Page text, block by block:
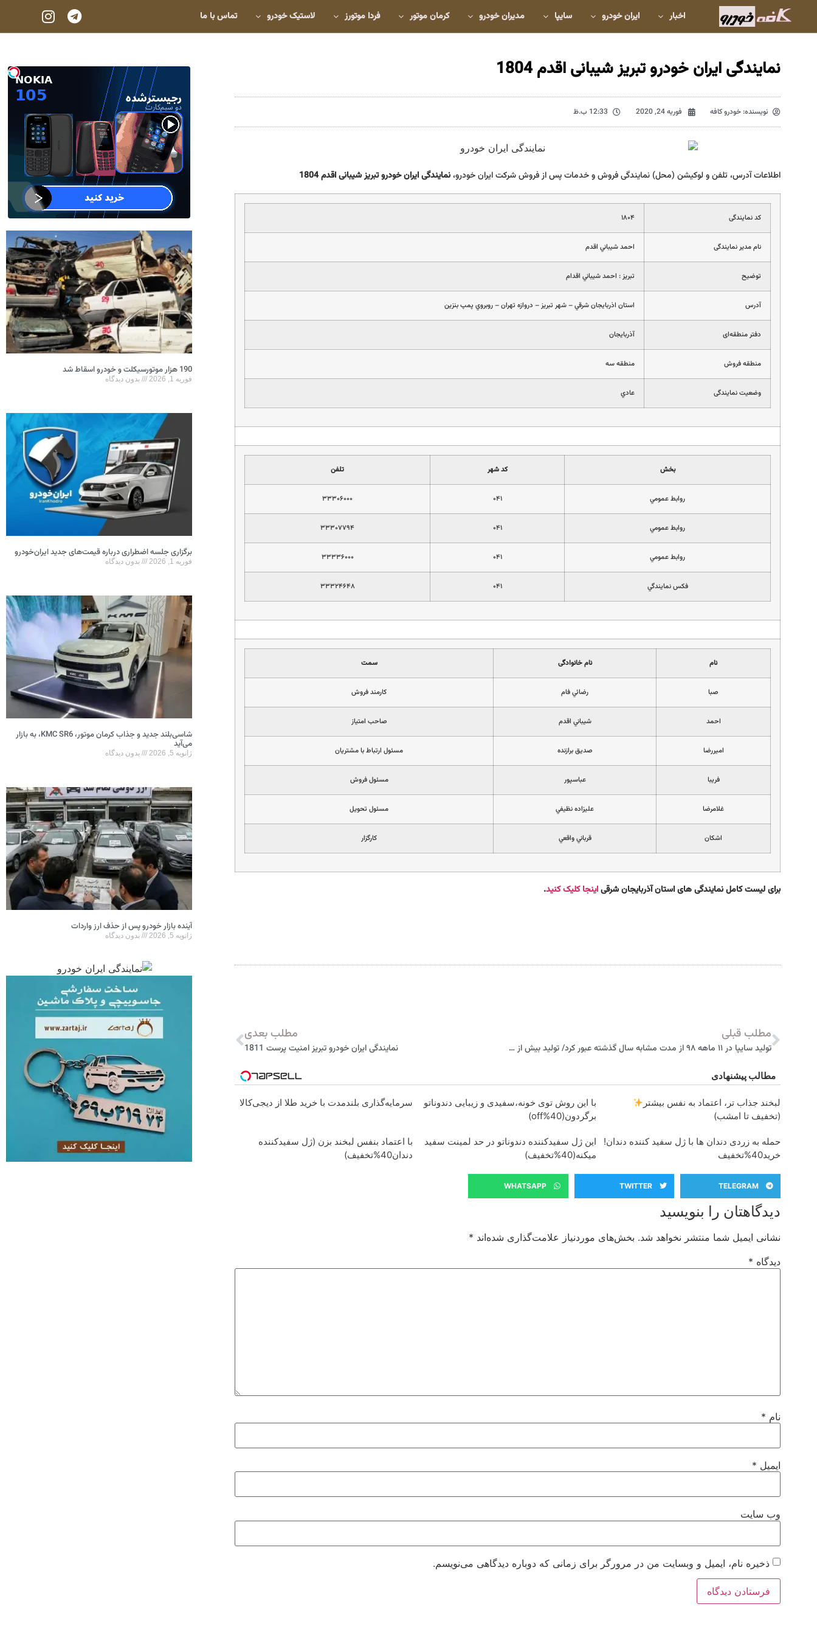
اخبار ایران خودرو سایپا مدیران خودرو کرمان موتور فردا موتورز لاستیک خودرو تماس با ما
نمایندگی ایران خودرو تبریز شیبانی اقدم 1804
نویسنده: خودرو کافه فوریه 24, 2020 12:33 ب.ظ
اطلاعات آدرس، تلفن و لوکیشن (محل) نمایندگی فروش و خدمات پس از فروش شرکت ایران خودرو، نمایندگی ایران خودرو تبریز شیبانی اقدم 1804
کد نمایندگی ۱۸۰۴
نام مدیر نمایندگی احمد شيباني اقدم
توضیح تبريز : احمد شيباني اقدام
آدرس استان اذربايجان شرقي – شهر تبريز – دروازه تهران – روبروي پمپ بنزين
دفتر منطقه‌ای آذربايجان
منطقه فروش منطقه سه
وضعیت نمایندگی عادي
بخش کد شهر تلفن
روابط عمومي ۰۴۱ ۳۳۳۰۶۰۰۰
روابط عمومي ۰۴۱ ۳۳۳۰۷۷۹۴
روابط عمومي ۰۴۱ ۳۳۳۳۶۰۰۰
فكس نمايندگي ۰۴۱ ۳۳۳۲۴۶۴۸
نام نام خانوادگی سمت
صبا رضائي فام كارمند فروش
احمد شيباني اقدم صاحب امتياز
اميررضا صديق برازنده مسئول ارتباط با مشتريان
فريبا عباسپور مسئول فروش
غلامرضا عليزاده نظيفي مسئول تحويل
اشكان قرباني واقعي كارگزار
برای لیست کامل نمایندگی های استان آذربایجان شرقیاینجا کلیک کنید.
مطلب قبلی
تولید سايپا در ۱۱ ماهه ۹۸ از مدت مشابه سال گذشته عبور کرد/ تولید بيش از ۳۸۴ هزار دستگاه خودرو تا پايان بهمن ۹۸
مطلب بعدی
نمایندگی ایران خودرو تبریز امنيت پرست 1811
مطالب پیشنهادی
لبخند جذاب تر، اعتماد به نفس بیشتر
(تخفیف تا امشب)
با این روش توی خونه،سفیدی و زیبایی دندوناتو
برگردون(40%off)
سرمایه‌گذاری بلندمدت با خرید طلا از دیجی‌کالا
حمله به زردی دندان ها با ژل سفید کننده دندان!
خرید40%تخفیف
این ژل سفیدکننده دندوناتو در حد لمینت سفید
میکنه(40%تخفیف)
با اعتماد بنفس لبخند بزن (ژل سفیدکننده
دندان40%تخفیف)
TELEGRAM
TWITTER
WHATSAPP
دیدگاهتان را بنویسید
نشانی ایمیل شما منتشر نخواهد شد. بخش‌های موردنیاز علامت‌گذاری شده‌اند *
دیدگاه *
نام *
ایمیل *
وب‌ سایت
ذخیره نام، ایمیل و وبسایت من در مرورگر برای زمانی که دوباره دیدگاهی می‌نویسم.
190 هزار موتورسیکلت و خودرو اسقاط شد
فوریه 1, 2026 بدون دیدگاه
برگزاری جلسه اضطراری درباره قیمت‌های جدید ایران‌خودرو
فوریه 1, 2026 بدون دیدگاه
شاسی‌بلند جدید و جذاب کرمان موتور، KMC SR6، به بازار
می‌آید
ژانویه 5, 2026 بدون دیدگاه
آینده بازار خودرو پس از حذف ارز واردات
ژانویه 5, 2026 بدون دیدگاه